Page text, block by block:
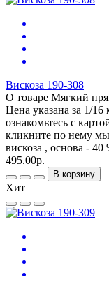
Вискоза 190-308
О товаре Мягкий
Цена указана за 1/
ознакомьтесь с
кликните по нему
вискоза , основа -
495.00р.
В корзину
Хит